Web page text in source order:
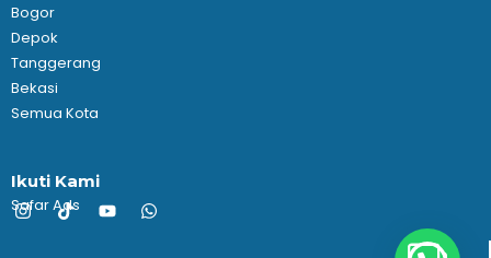
Bogor
Depok
Tanggerang
Bekasi
Semua Kota
Ikuti Kami
Safar Ads